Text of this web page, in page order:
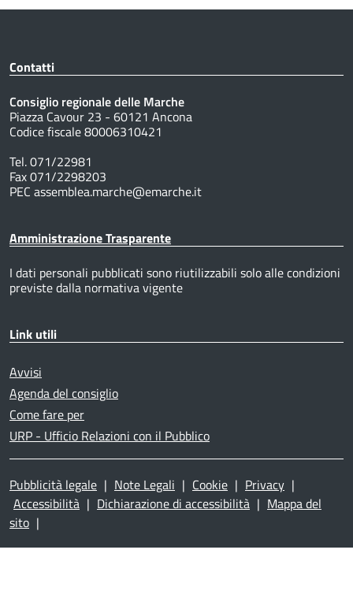
Contatti
Consiglio regionale delle Marche
Piazza Cavour 23 - 60121 Ancona
Codice fiscale 80006310421
Tel. 071/22981
Fax 071/2298203
PEC assemblea.marche@emarche.it
Amministrazione Trasparente
I dati personali pubblicati sono riutilizzabili solo alle condizioni
previste dalla normativa vigente
Link utili
Avvisi
Agenda del consiglio
Come fare per
URP - Ufficio Relazioni con il Pubblico
Pubblicità legale | Note Legali | Cookie | Privacy |
Accessibilità | Dichiarazione di accessibilità | Mappa del
sito |